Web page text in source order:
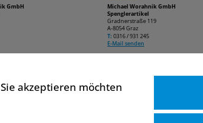
GmbH
Michael Worahnik GmbH
Spenglerartikel
Gradnerstraße 119
A-8054 Graz
T: 0316 / 931 245
E-Mail senden
akzeptieren möchten